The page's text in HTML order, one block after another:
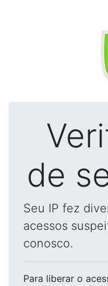
de
Seu IP fez
acessos
conosco.
Para liberar o